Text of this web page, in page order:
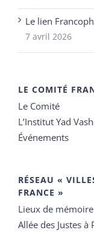
Le lien
7 avril 2026
LE COMITÉ
Le Comité
L’Institut Yad
Événements
RÉSEAU «
FRANCE »
Lieux de mémoire
Allée des Justes à